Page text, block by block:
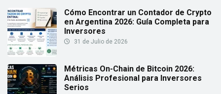
Cómo Encontrar un Contador de Crypto
en Argentina 2026: Guía Completa para
Inversores
31 de Julio de 2026
Métricas On-Chain de Bitcoin 2026:
Análisis Profesional para Inversores
Serios